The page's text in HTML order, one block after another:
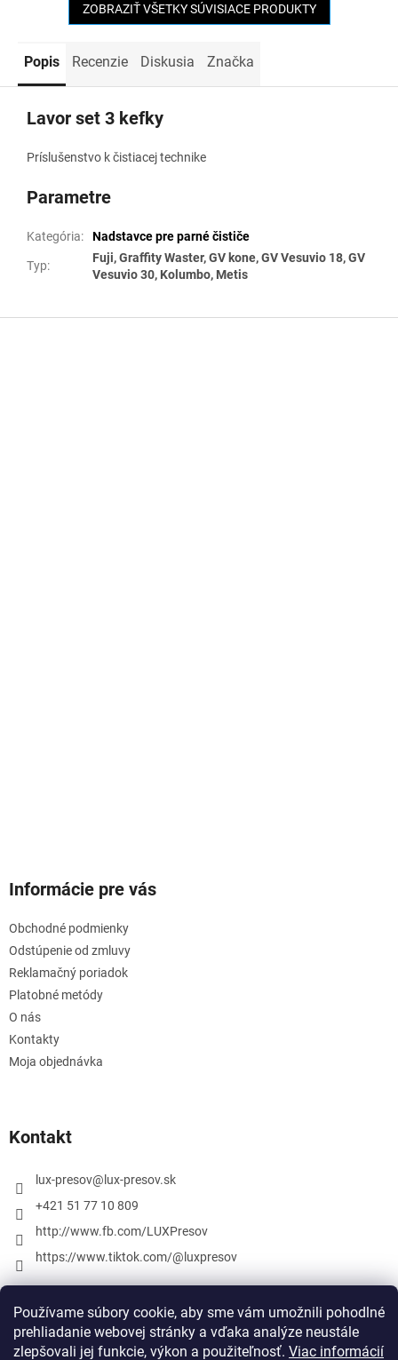
Používame súbory cookie, aby sme vám umožnili pohodlné
prehliadanie webovej stránky a vďaka analýze neustále
zlepšovali jej funkcie, výkon a použiteľnosť. Viac informácií
ZOBRAZIŤ VŠETKY SÚVISIACE PRODUKTY
Popis Recenzie Diskusia Značka
Lavor set 3 kefky
Príslušenstvo k čistiacej technike
Parametre
Kategória: Nadstavce pre parné čističe
Typ:
Fuji, Graffity Waster, GV kone, GV Vesuvio 18, GV
Vesuvio 30, Kolumbo, Metis
Informácie pre vás
Obchodné podmienky
Odstúpenie od zmluvy
Reklamačný poriadok
Platobné metódy
O nás
Kontakty
Moja objednávka
Kontakt
lux-presov@ lux-presov.sk
+421 51 77 10 809
http://www.fb.com/LUXPresov
https://www.tiktok.com/@luxpresov